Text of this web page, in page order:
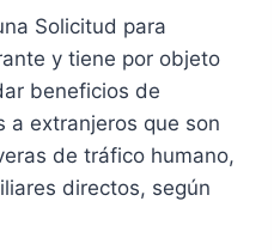
Solicitud para
y tiene por objeto
beneficios de
a extranjeros que son
de tráfico humano,
directos, según